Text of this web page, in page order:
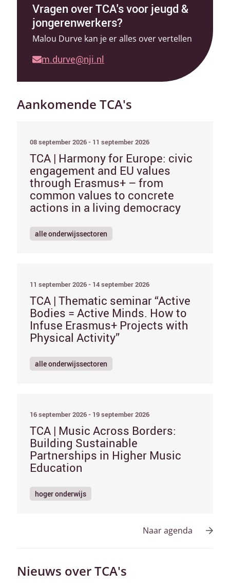
Vragen over TCA's voor jeugd &
jongerenwerkers?
Malou Durve kan je er alles over vertellen
m.durve@nji.nl
Aankomende TCA's
08 september 2026 - 11 september 2026
TCA | Harmony for Europe: civic
engagement and EU values
through Erasmus+ – from
common values to concrete
actions in a living democracy
alle onderwijssectoren
11 september 2026 - 14 september 2026
TCA | Thematic seminar “Active
Bodies = Active Minds. How to
Infuse Erasmus+ Projects with
Physical Activity”
alle onderwijssectoren
16 september 2026 - 19 september 2026
TCA | Music Across Borders:
Building Sustainable
Partnerships in Higher Music
Education
hoger onderwijs
Naar agenda
Nieuws over TCA's